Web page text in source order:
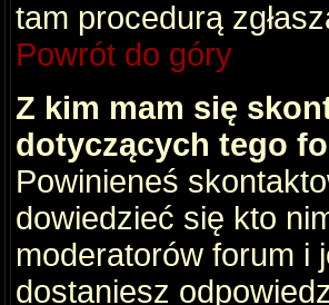
tam procedurą
Powrót do góry
Z kim mam się
dotyczących tego
Powinieneś
dowiedzieć się kto
moderatorów forum i
dostaniesz